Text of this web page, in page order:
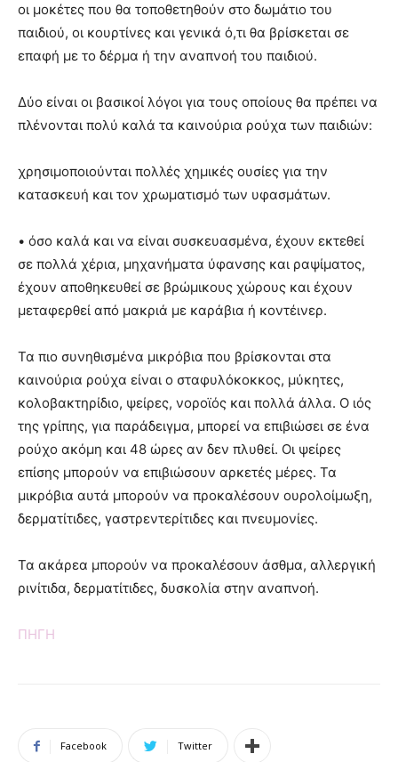
οι μοκέτες που θα τοποθετηθούν στο δωμάτιο του
παιδιού, οι κουρτίνες και γενικά ό,τι θα βρίσκεται σε
επαφή με το δέρμα ή την αναπνοή του παιδιού.
Δύο είναι οι βασικοί λόγοι για τους οποίους θα πρέπει να
πλένονται πολύ καλά τα καινούρια ρούχα των παιδιών:
χρησιμοποιούνται πολλές χημικές ουσίες για την
κατασκευή και τον χρωματισμό των υφασμάτων.
• όσο καλά και να είναι συσκευασμένα, έχουν εκτεθεί
σε πολλά χέρια, μηχανήματα ύφανσης και ραψίματος,
έχουν αποθηκευθεί σε βρώμικους χώρους και έχουν
μεταφερθεί από μακριά με καράβια ή κοντέινερ.
Τα πιο συνηθισμένα μικρόβια που βρίσκονται στα
καινούρια ρούχα είναι ο σταφυλόκοκκος, μύκητες,
κολοβακτηρίδιο, ψείρες, νοροϊός και πολλά άλλα. Ο ιός
της γρίπης, για παράδειγμα, μπορεί να επιβιώσει σε ένα
ρούχο ακόμη και 48 ώρες αν δεν πλυθεί. Οι ψείρες
επίσης μπορούν να επιβιώσουν αρκετές μέρες. Τα
μικρόβια αυτά μπορούν να προκαλέσουν ουρολοίμωξη,
δερματίτιδες, γαστρεντερίτιδες και πνευμονίες.
Τα ακάρεα μπορούν να προκαλέσουν άσθμα, αλλεργική
ρινίτιδα, δερματίτιδες, δυσκολία στην αναπνοή.
ΠΗΓΗ
Facebook Twitter